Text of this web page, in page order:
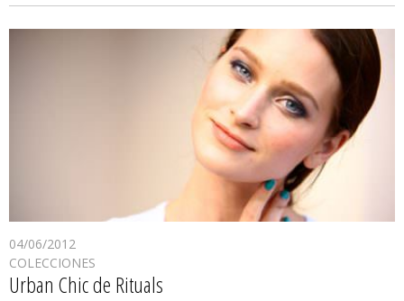
04/06/2012
COLECCIONES
Urban Chic de Rituals